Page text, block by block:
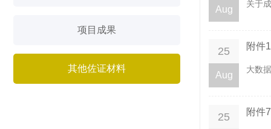
项目成果
其他佐证材料
Aug
关于
25
Aug
附件
大数
25 附件